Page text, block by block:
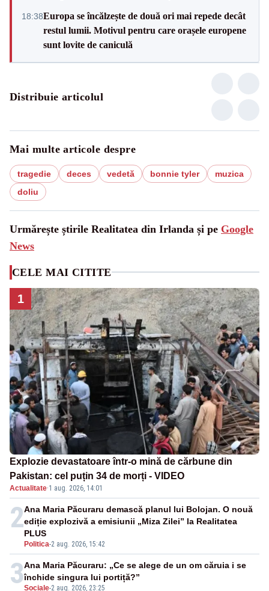
18:38Europa se încălzește de două ori mai repede decât
restul lumii. Motivul pentru care orașele europene
sunt lovite de caniculă
Distribuie articolul
Mai multe articole despre
tragedie deces vedetă bonnie tyler
muzica
doliu
Urmărește știrile Realitatea din Irlanda și pe Google
News
CELE MAI CITITE
1
Explozie devastatoare într-o mină de cărbune din
Pakistan: cel puțin 34 de morți - VIDEO
Actualitate·1 aug. 2026, 14:01
2
Politica-2 aug. 2026, 15:42
Ana Maria Păcuraru demască planul lui Bolojan. O nouă
ediție explozivă a emisiunii „Miza Zilei” la Realitatea
PLUS
3Sociale-2 aug. 2026, 23:25
Ana Maria Păcuraru: „Ce se alege de un om căruia i se
închide singura lui portiță?”